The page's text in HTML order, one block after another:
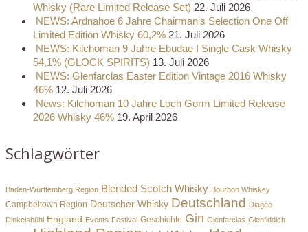
Whisky (Rare Limited Release Set) 22. Juli 2026
NEWS: Ardnahoe 6 Jahre Chairman‘s Selection One Off
Limited Edition Whisky 60,2% 21. Juli 2026
NEWS: Kilchoman 9 Jahre Ebudae I Single Cask Whisky
54,1% (GLOCK SPIRITS) 13. Juli 2026
NEWS: Glenfarclas Easter Edition Vintage 2016 Whisky
46% 12. Juli 2026
News: Kilchoman 10 Jahre Loch Gorm Limited Release
2026 Whisky 46% 19. April 2026
Schlagwörter
Baden-Württemberg Region Blended Scotch Whisky Bourbon Whiskey
Campbeltown Region Deutscher Whisky Deutschland Diageo
Dinkelsbühl England Events Festival Geschichte Gin Glenfarclas Glenfiddich